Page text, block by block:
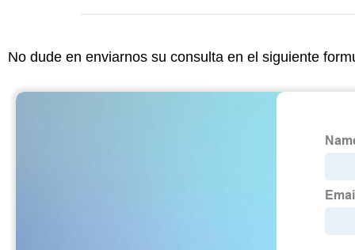
No dude en enviarnos su consulta en el siguiente